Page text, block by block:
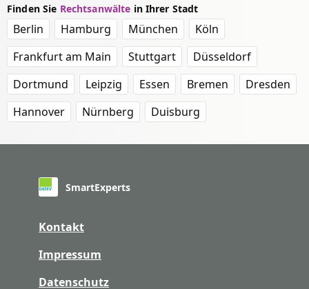
Finden Sie Rechtsanwälte in Ihrer Stadt
Berlin Hamburg München
Köln
Frankfurt am Main
Stuttgart
Düsseldorf
Dortmund
Leipzig Essen Bremen
Dresden
Hannover
Nürnberg Duisburg
SmartExperts
Kontakt
Impressum
Datenschutz